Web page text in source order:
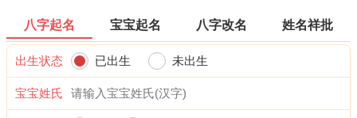
八字起名 宝宝起名 八字改名 姓名祥批
出生状态 已出生 未出生
宝宝姓氏